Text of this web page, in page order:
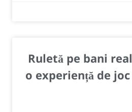
Ruletă pe bani
o experiență de